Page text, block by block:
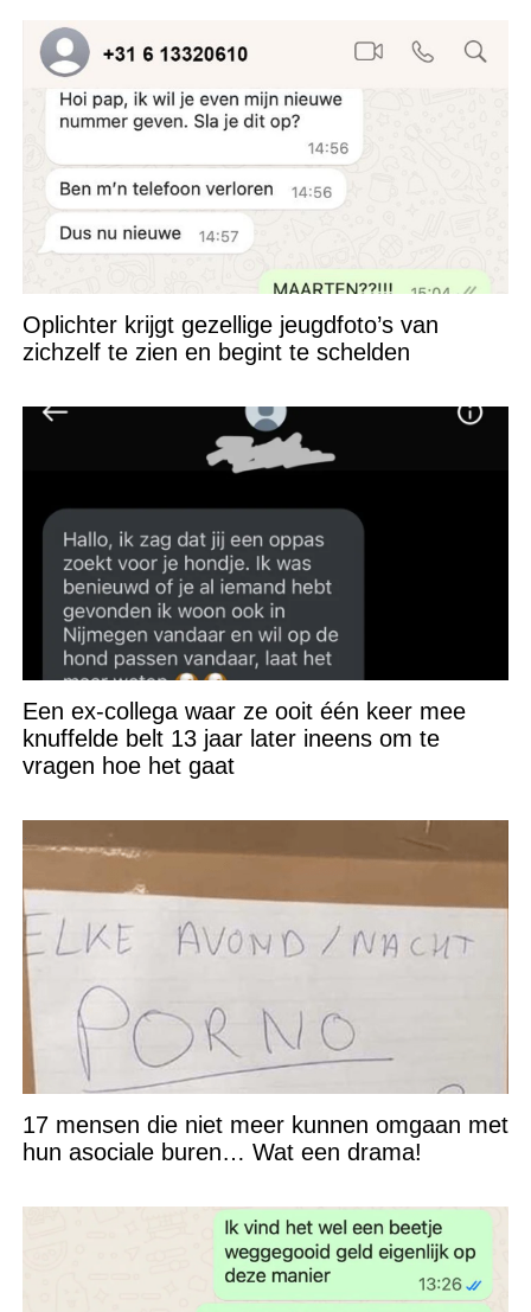
Oplichter krijgt gezellige jeugdfoto’s van
zichzelf te zien en begint te schelden
Een ex-collega waar ze ooit één keer mee
knuffelde belt 13 jaar later ineens om te
vragen hoe het gaat
17 mensen die niet meer kunnen omgaan met
hun asociale buren… Wat een drama!